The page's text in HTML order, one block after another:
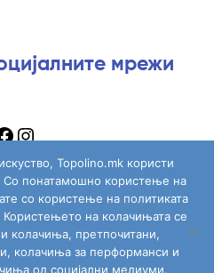
мрежи
Topolino.mk користи
Со понатамошно користење на
со користење на политиката
на колачињата се
колачиња, претпочитани,
колачиња за перформанси и
од социјални медиуми.